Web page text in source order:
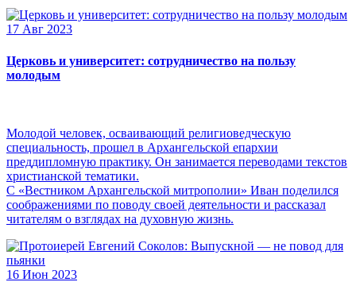
17 Авг 2023
Церковь и университет: сотрудничество на пользу
молодым
Молодой человек, осваивающий религиоведческую
специальность, прошел в Архангельской епархии
преддипломную практику. Он занимается переводами текстов
христианской тематики.
С «Вестником Архангельской митрополии» Иван поделился
соображениями по поводу своей деятельности и рассказал
читателям о взглядах на духовную жизнь.
16 Июн 2023